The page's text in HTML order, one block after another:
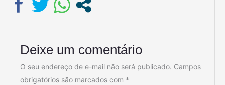
Deixe um comentário
O seu endereço de e-mail não será publicado. Campos
obrigatórios são marcados com *